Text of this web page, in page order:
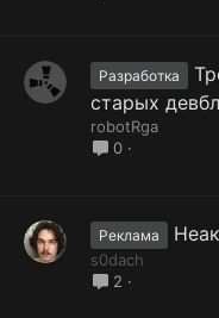
Разработка
старых
robotRga
0
Реклама
s0dach
2